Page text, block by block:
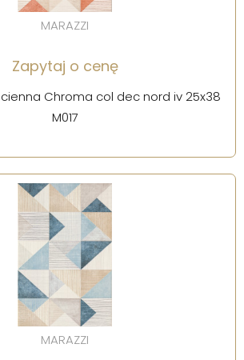
MARAZZI
Zapytaj o cenę
Chroma col dec nord iv 25x38
M017
MARAZZI